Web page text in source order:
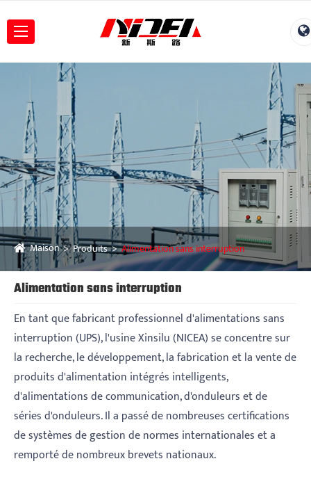
Maison Produits Alimentation sans interruption
Alimentation sans interruption
En tant que fabricant professionnel d'alimentations sans
interruption (UPS), l'usine Xinsilu (NICEA) se concentre sur
la recherche, le développement, la fabrication et la vente de
produits d'alimentation intégrés intelligents,
d'alimentations de communication, d'onduleurs et de
séries d'onduleurs. Il a passé de nombreuses certifications
de systèmes de gestion de normes internationales et a
remporté de nombreux brevets nationaux.